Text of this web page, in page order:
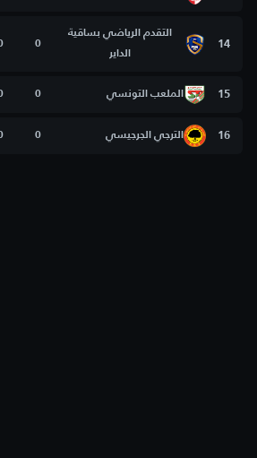
14
التقدم الرياضي بساقية
الداير
0
15 الملعب التونسي 0
16 الترجي الجرجيسي 0